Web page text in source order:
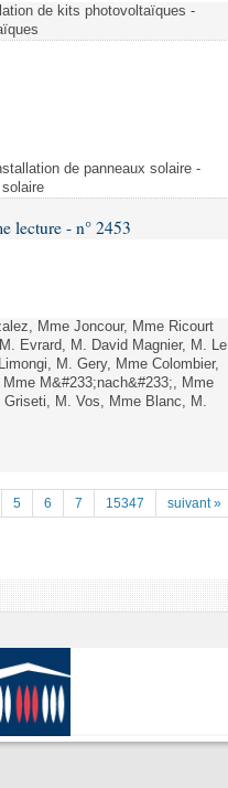
de kits photovoltaïques -
de panneaux solaire -
lecture - n° 2453
Mme Joncour, Mme Ricourt
Evrard, M. David Magnier, M. Le
M. Gery, Mme Colombier,
M&#233;nach&#233;, Mme
Griseti, M. Vos, Mme Blanc, M.
5 6 7 15347 suivant »